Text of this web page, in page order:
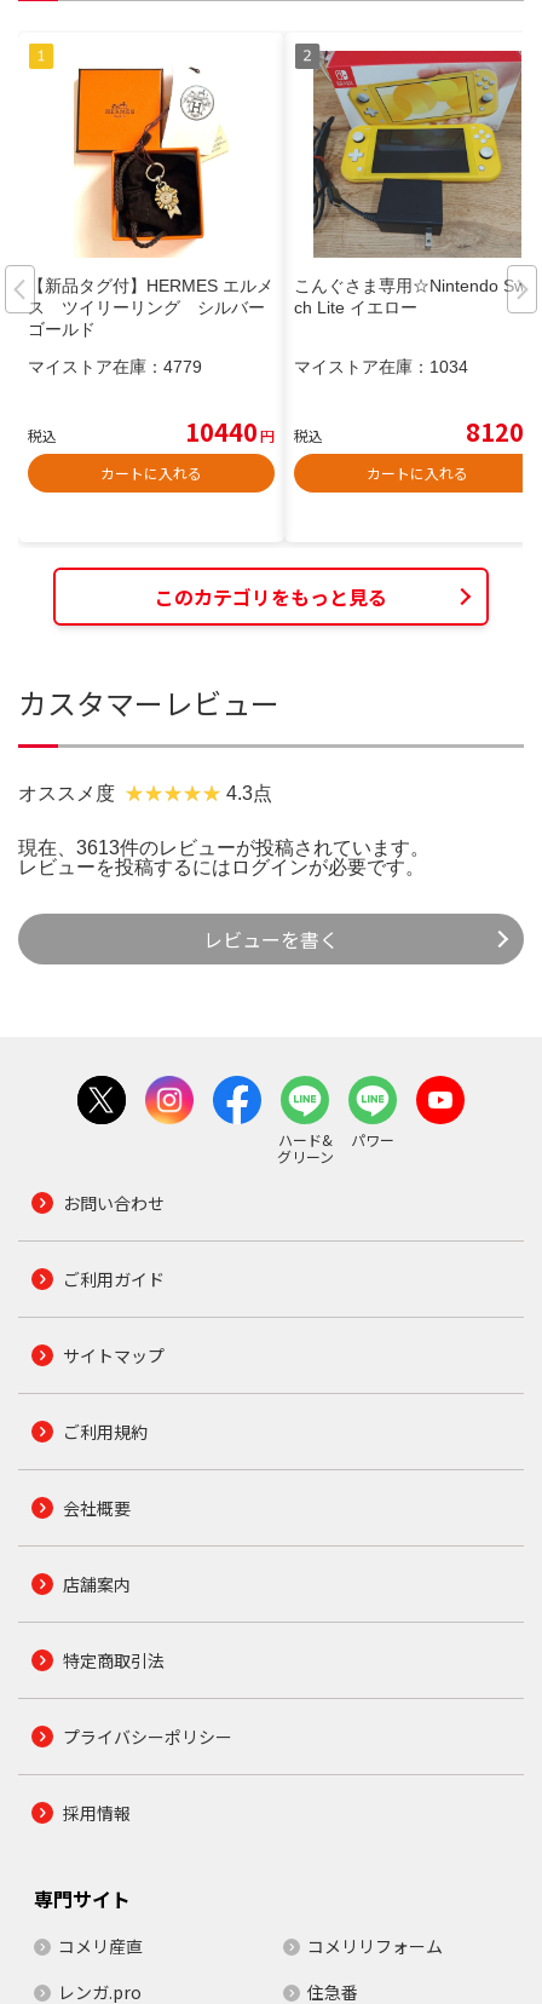
【新品タグ付】HERMES エルメ
ス ツイリーリング シルバー
ゴールド
マイストア在庫： 4779
税込 10440円
カートに入れる
こんぐさま専用☆Nintendo Swit
ch Lite イエロー
マイストア在庫： 1034
税込 8120
カートに入れる
このカテゴリをもっと見る
カスタマーレビュー
オススメ度 4.3点
現在、3613件のレビューが投稿されています。
レビューを投稿するには ログインが必要です。
レビューを書く
ハード&
グリーン
パワー
お問い合わせ
ご利用ガイド
サイトマップ
ご利用規約
会社概要
店舗案内
特定商取引法
プライバシーポリシー
採用情報
専門サイト
コメリ産直
コメリリフォーム
レンガ.pro
住急番